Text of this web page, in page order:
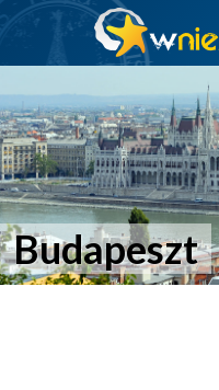
Budapeszt